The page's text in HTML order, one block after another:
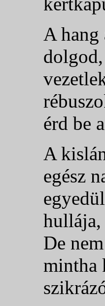
A hang
érd be
A
egész
hullája,
De
mintha